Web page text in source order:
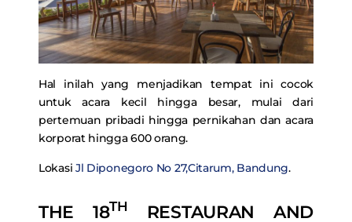
Hal inilah yang menjadikan tempat ini cocok
untuk acara kecil hingga besar, mulai dari
pertemuan pribadi hingga pernikahan dan acara
korporat hingga 600 orang.
Lokasi Jl Diponegoro No 27,Citarum, Bandung.
THE 18TH
RESTAURAN AND